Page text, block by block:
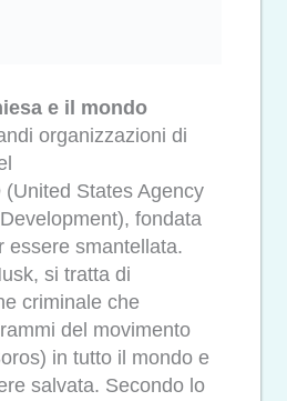
e il mondo
organizzazioni di
(United States Agency
fondata
essere smantellata.
si tratta di
criminale che
del movimento
in tutto il mondo e
salvata. Secondo lo